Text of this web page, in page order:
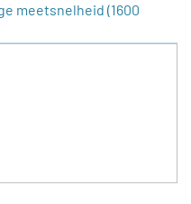
meetsnelheid (1600